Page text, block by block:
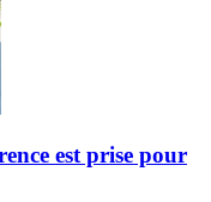
est prise pour